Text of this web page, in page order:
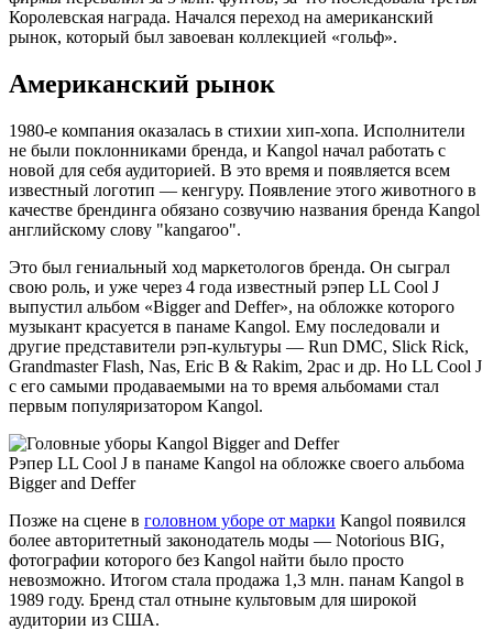
Королевская награда. Начался переход на американский
рынок, который был завоеван коллекцией «гольф».
Американский рынок
1980-е компания оказалась в стихии хип-хопа. Исполнители
не были поклонниками бренда, и Kangol начал работать с
новой для себя аудиторией. В это время и появляется всем
известный логотип — кенгуру. Появление этого животного в
качестве брендинга обязано созвучию названия бренда Kangol
английскому слову "kangaroo".
Это был гениальный ход маркетологов бренда. Он сыграл
свою роль, и уже через 4 года известный рэпер LL Cool J
выпустил альбом «Bigger and Deffer», на обложке которого
музыкант красуется в панаме Kangol. Ему последовали и
другие представители рэп-культуры — Run DMC, Slick Rick,
Grandmaster Flash, Nas, Eric B & Rakim, 2pac и др. Но LL Cool J
с его самыми продаваемыми на то время альбомами стал
первым популяризатором Kangol.
Рэпер LL Cool J в панаме Kangol на обложке своего альбома
Bigger and Deffer
Позже на сцене в головном уборе от марки Kangol появился
более авторитетный законодатель моды — Notorious BIG,
фотографии которого без Kangol найти было просто
невозможно. Итогом стала продажа 1,3 млн. панам Kangol в
1989 году. Бренд стал отныне культовым для широкой
аудитории из США.